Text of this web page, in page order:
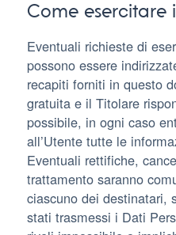
Come esercitare
Eventuali richieste di
possono essere
recapiti forniti in questo
gratuita e il Titolare
possibile, in ogni caso
all’Utente tutte le
Eventuali rettifiche,
trattamento saranno
ciascuno dei destinatari,
stati trasmessi i Dati